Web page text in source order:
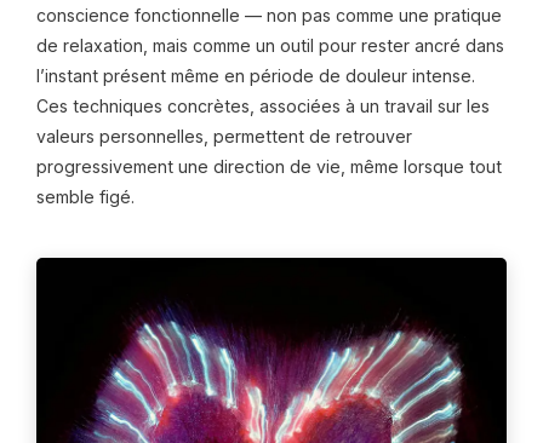
conscience fonctionnelle — non pas comme une pratique
de relaxation, mais comme un outil pour rester ancré dans
l’instant présent même en période de douleur intense.
Ces techniques concrètes, associées à un travail sur les
valeurs personnelles, permettent de retrouver
progressivement une direction de vie, même lorsque tout
semble figé.